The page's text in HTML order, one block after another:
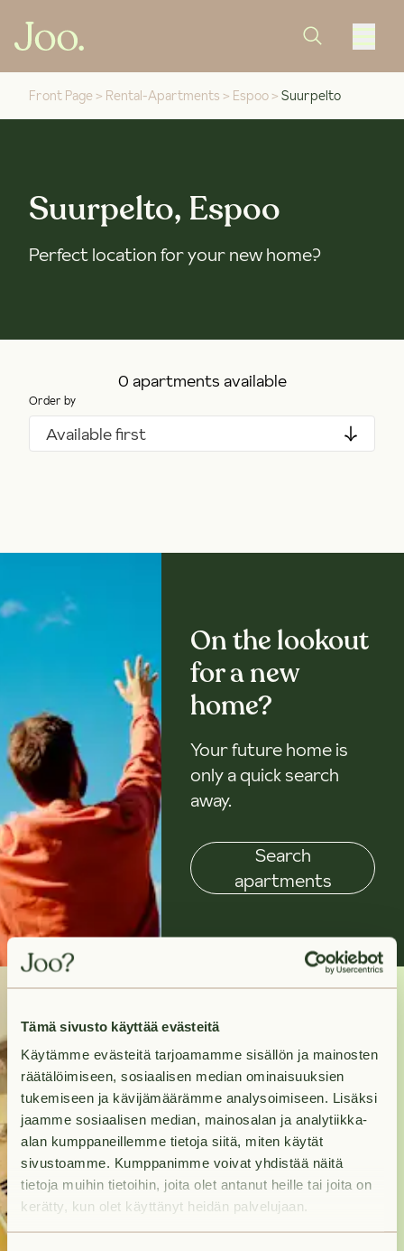
Tämä sivusto käyttää evästeitä
Käytämme evästeitä tarjoamamme sisällön ja mainosten
räätälöimiseen, sosiaalisen median ominaisuuksien
tukemiseen ja kävijämäärämme analysoimiseen. Lisäksi
jaamme sosiaalisen median, mainosalan ja analytiikka-
alan kumppaneillemme tietoja siitä, miten käytät
sivustoamme. Kumppanimme voivat yhdistää näitä
tietoja muihin tietoihin, joita olet antanut heille tai joita on
kerätty, kun olet käyttänyt heidän palvelujaan.
Front Page > Rental-Apartments > Espoo > Suurpelto
Suurpelto, Espoo
Perfect location for your new home?
0 apartments available
Order by
Available first
On the lookout
for a new
home?
Your future home is
only a quick search
away.
Search
apartments
Need help?
Contact us and we will
help you move in to
your new home as
swiftly as possible.
Contact us